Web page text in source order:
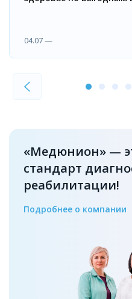
04.07 —
«Медюнион» —
стандарт
реабилитации!
Подробнее о компании